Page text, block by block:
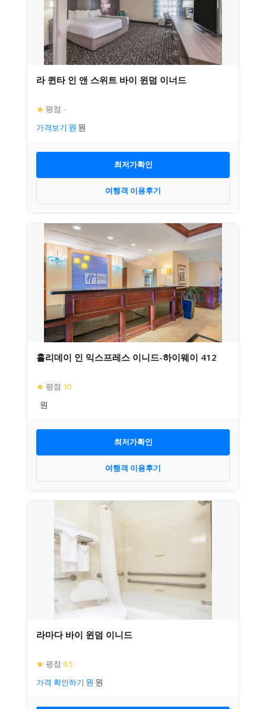
라 퀸타 인 앤 스위트 바이 윈덤 이너드
★ 평점 –
가격보기
최저가확인
여행객 이용후기
홀리데이 인 익스프레스 이니드-하이웨이 412
★ 평점 10
최저가확인
여행객 이용후기
라마다 바이 윈덤 이니드
★ 평점 8.5
가격 확인하기